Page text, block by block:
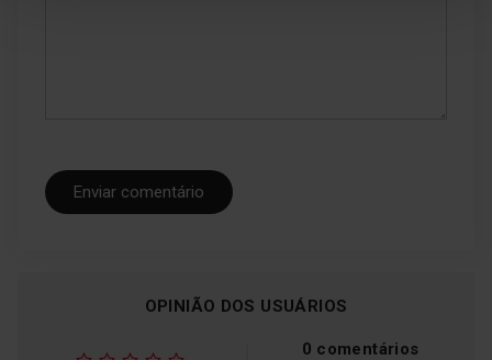
Enviar comentário
OPINIÃO DOS USUÁRIOS
0 comentários